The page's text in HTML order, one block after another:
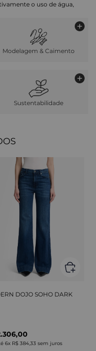
o uso de água,
Modelagem & Caimento
Sustentabilidade
DOJO SOHO DARK
6x R$ 384,33 sem juros